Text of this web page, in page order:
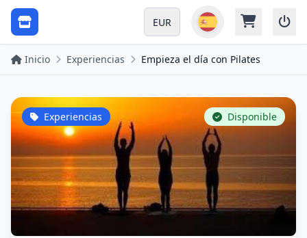
EUR
Inicio Experiencias Empieza el día con Pilates
Experiencias Disponible